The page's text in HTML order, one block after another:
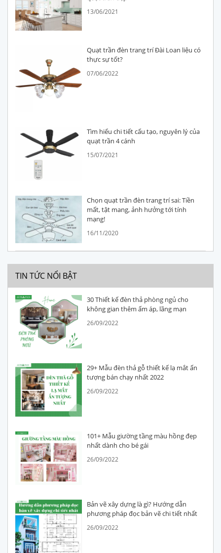
13/06/2021
Quạt trần đèn trang trí Đài Loan liệu có
thực sự tốt?
07/06/2022
Tìm hiểu chi tiết cấu tạo, nguyên lý của
quạt trần 4 cánh
15/07/2021
Chọn quạt trần đèn trang trí sai: Tiền
mất, tật mang, ảnh hưởng tới tính
mạng!
16/11/2020
TIN TỨC NỔI BẬT
30 Thiết kế đèn thả phòng ngủ cho
không gian thêm ấm áp, lãng mạn
26/09/2022
29+ Mẫu đèn thả gỗ thiết kế lạ mắt ấn
tượng bán chạy nhất 2022
26/09/2022
101+ Mẫu giường tầng màu hồng đẹp
nhất dành cho bé gái
26/09/2022
Bản vẽ xây dựng là gì? Hướng dẫn
phương pháp đọc bản vẽ chi tiết nhất
26/09/2022